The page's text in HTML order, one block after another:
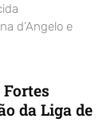
d’Angelo e
da Liga de